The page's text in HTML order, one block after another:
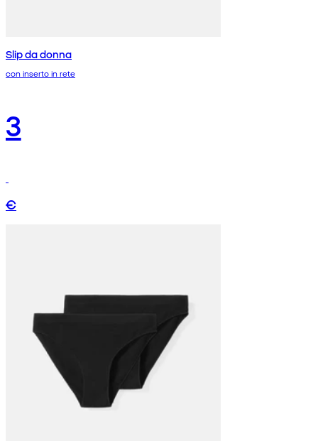
Slip da donna
con inserto in rete
3
€